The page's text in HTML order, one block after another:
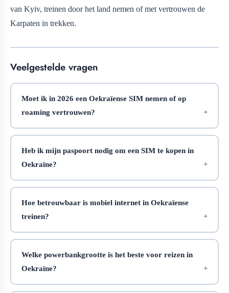
van Kyiv, treinen door het land nemen of met vertrouwen de
Karpaten in trekken.
Veelgestelde vragen
Moet ik in 2026 een Oekraïense SIM nemen of op
roaming vertrouwen?
Heb ik mijn paspoort nodig om een SIM te kopen in
Oekraïne?
Hoe betrouwbaar is mobiel internet in Oekraïense
treinen?
Welke powerbankgrootte is het beste voor reizen in
Oekraïne?